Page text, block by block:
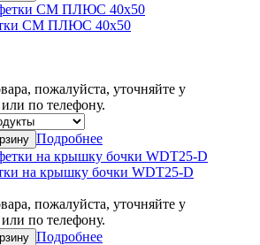
СМ ПЛЮС 40х50
пожалуйста, уточняйте у
по телефону.
Подробнее
на крышку бочки WDT25-D
пожалуйста, уточняйте у
по телефону.
Подробнее